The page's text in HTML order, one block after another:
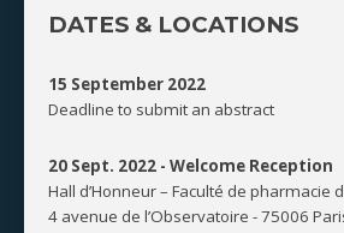
DATES & LOCATIONS
15 September 2022
Deadline to submit an abstract
20 Sept. 2022 - Welcome Reception
Hall d’Honneur – Faculté de pharmacie
4 avenue de l’Observatoire - 75006